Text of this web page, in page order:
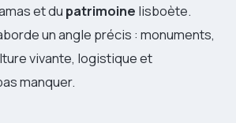
et du patrimoine lisboète.
un angle précis : monuments,
vivante, logistique et
manquer.